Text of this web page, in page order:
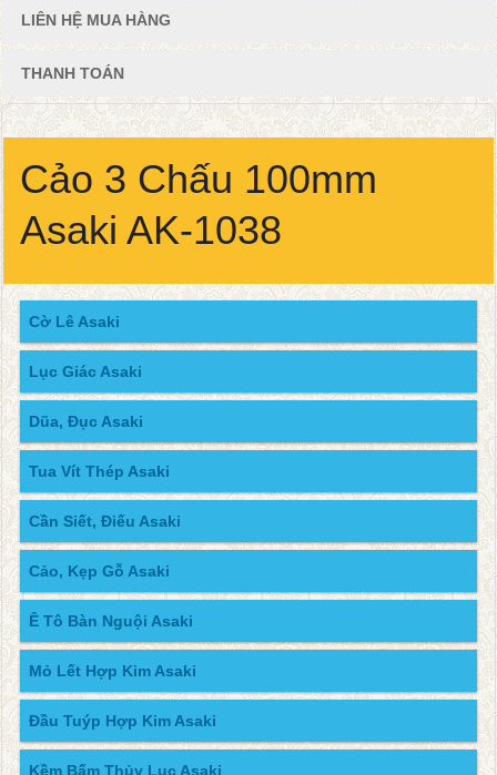
LIÊN HỆ MUA HÀNG
THANH TOÁN
Cảo 3 Chấu 100mm
Asaki AK-1038
Cờ Lê Asaki
Lục Giác Asaki
Dũa, Đục Asaki
Tua Vít Thép Asaki
Cần Siết, Điếu Asaki
Cảo, Kẹp Gỗ Asaki
Ê Tô Bàn Nguội Asaki
Mỏ Lết Hợp Kim Asaki
Đầu Tuýp Hợp Kim Asaki
Kềm Bấm Thủy Lục Asaki